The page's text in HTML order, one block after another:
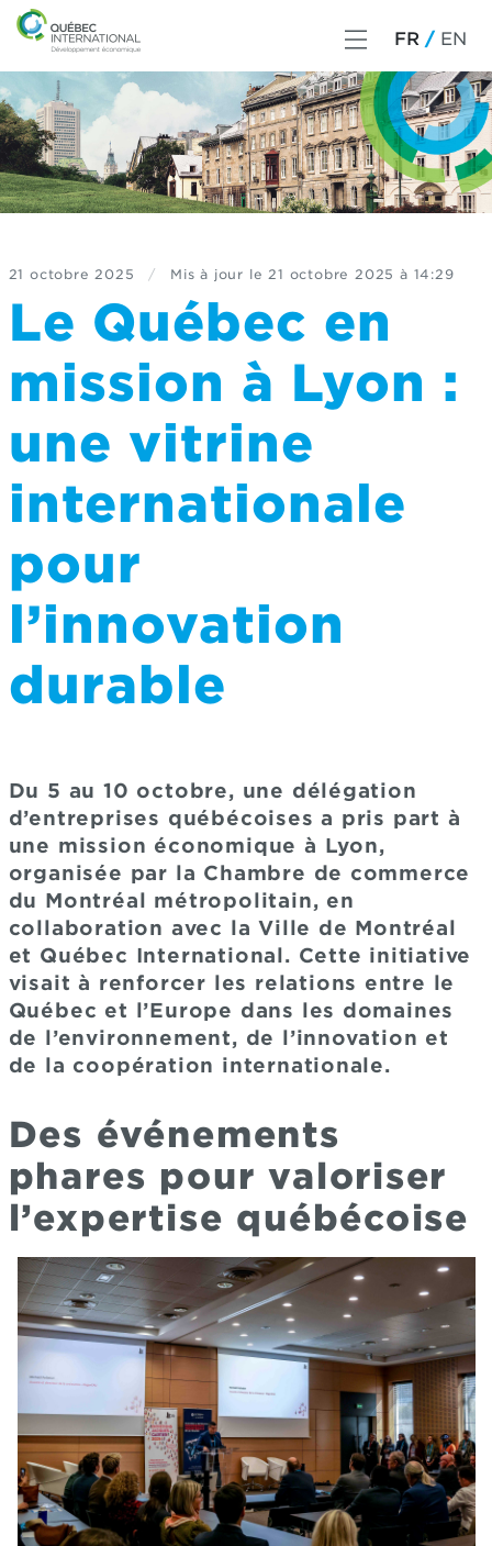
FR EN
21 octobre 2025 / Mis à jour le 21 octobre 2025 à 14:29
Le Québec en
mission à Lyon :
une vitrine
internationale
pour
l’innovation
durable
Du 5 au 10 octobre, une délégation
d’entreprises québécoises a pris part à
une mission économique à Lyon,
organisée par la Chambre de commerce
du Montréal métropolitain, en
collaboration avec la Ville de Montréal
et Québec International. Cette initiative
visait à renforcer les relations entre le
Québec et l’Europe dans les domaines
de l’environnement, de l’innovation et
de la coopération internationale.
Des événements
phares pour valoriser
l’expertise québécoise